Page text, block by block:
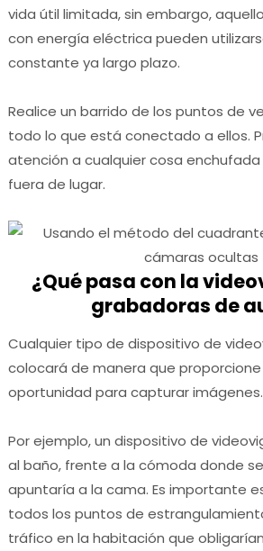
vida útil limitada, sin embargo,
con energía eléctrica pueden
constante ya largo plazo.
Realice un barrido de los puntos de
todo lo que está conectado a ellos.
atención a cualquier cosa
fuera de lugar.
¿Qué pasa con la
grabadoras de
Cualquier tipo de dispositivo de
colocará de manera que
oportunidad para capturar imágenes.
Por ejemplo, un dispositivo de
al baño, frente a la cómoda donde
apuntaría a la cama. Es importante
todos los puntos de
tráfico en la habitación que